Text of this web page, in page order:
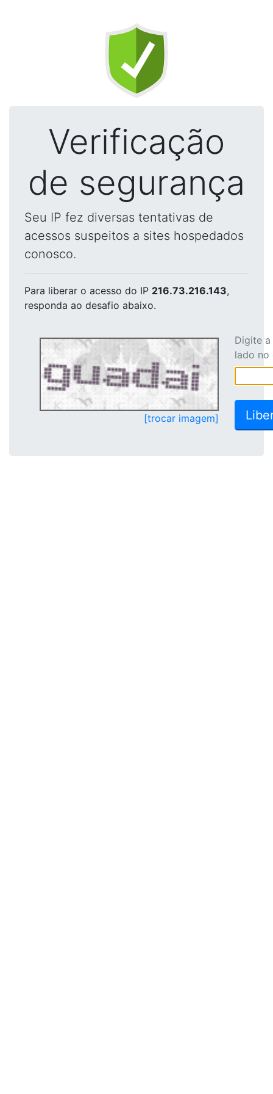
Verificação
de segurança
Seu IP fez diversas tentativas de
acessos suspeitos a sites hospedados
conosco.
Para liberar o acesso do IP 216.73.216.143,
responda ao desafio abaixo.
[trocar imagem]
Digite
lado no